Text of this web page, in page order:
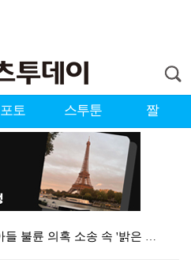
포토 스투툰 짤
홍서범·조갑경, 아들 불륜 의혹 소송 속 '밝은 근황'…